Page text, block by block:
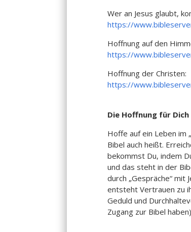
Wer an Jesus glaubt,
https://
Hoffnung auf den
https://
Hoffnung der Christen:
https://
Die Hoffnung für Dich
Hoffe auf ein Leben im
Bibel auch heißt.
bekommst Du, indem
und das steht in der
durch „Gespräche“ mit
entsteht Vertrauen zu
Geduld und
Zugang zur Bibel